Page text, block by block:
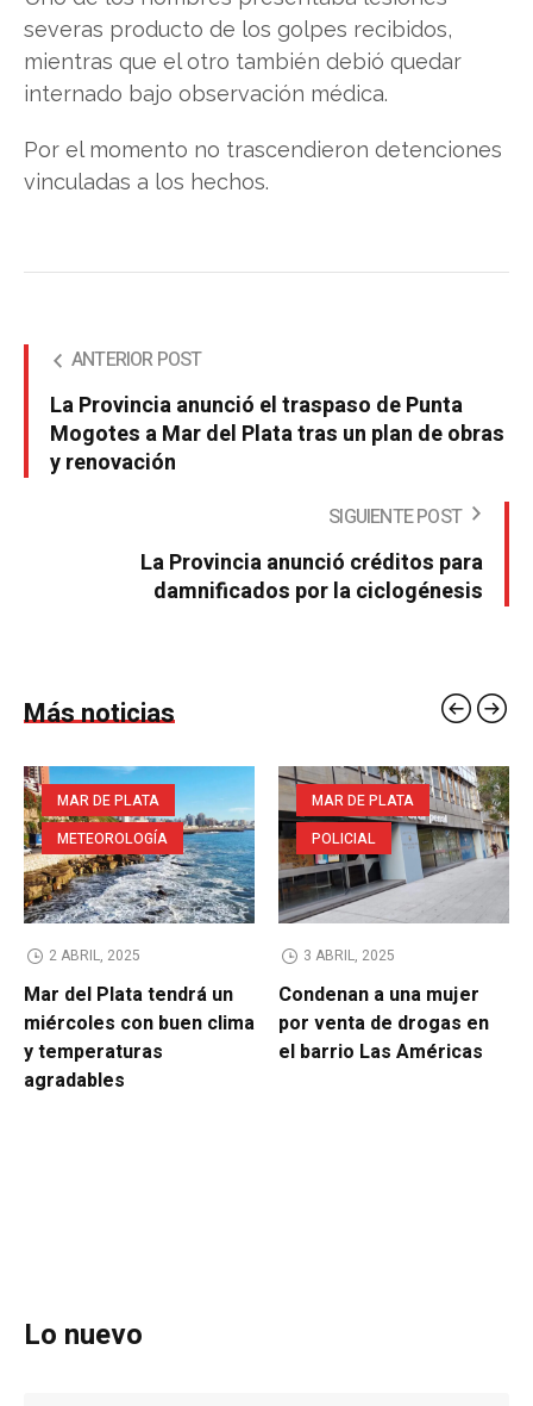
severas producto de los golpes recibidos,
mientras que el otro también debió quedar
internado bajo observación médica.
Por el momento no trascendieron detenciones
vinculadas a los hechos.
ANTERIOR POST
La Provincia anunció el traspaso de Punta
Mogotes a Mar del Plata tras un plan de obras
y renovación
SIGUIENTE POST
La Provincia anunció créditos para
damnificados por la ciclogénesis
Más noticias
MAR DE PLATA
METEOROLOGÍA
2 ABRIL, 2025
Mar del Plata tendrá un
miércoles con buen clima
y temperaturas
agradables
MAR DE PLATA
POLICIAL
3 ABRIL, 2025
Condenan a una mujer
por venta de drogas en
el barrio Las Américas
Lo nuevo